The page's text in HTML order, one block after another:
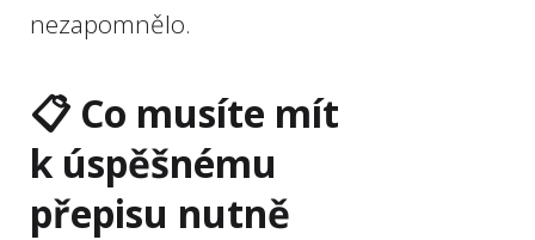
nezapomnělo.
📋 Co musíte mít
k úspěšnému
přepisu nutně